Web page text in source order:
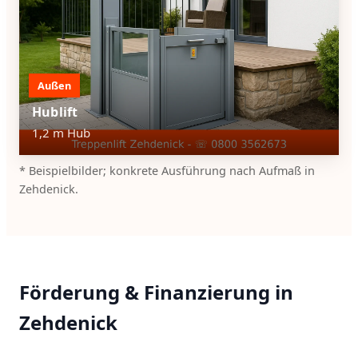
Außen
Hublift
1,2 m Hub
* Beispielbilder; konkrete Ausführung nach Aufmaß in
Zehdenick.
Förderung & Finanzierung in
Zehdenick